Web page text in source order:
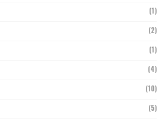
(1)
(2)
(1)
(4)
(10)
(5)